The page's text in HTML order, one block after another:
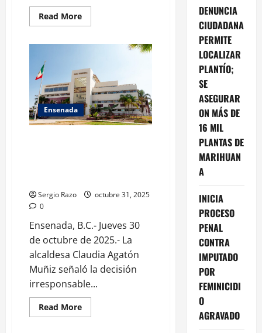
Read MoreRead
more
GOBERNADORA
PILAR
INSTALACIÓN
DE
LOS
CONSEJOS
DE
PAZ
MUNICIPIOS
Ensenada
Sergio Razo
octubre 31, 2025
0
Ensenada, B.C.- Jueves 30
de octubre de 2025.- La
alcaldesa Claudia Agatón
Muñiz señaló la decisión
irresponsable...
Read MoreRead
more
DENUNCIA
CIUDADANA
PERMITE
LOCALIZAR
PLANTÍO;
SE
ASEGURAR
ON MÁS DE
16 MIL
PLANTAS DE
MARIHUAN
A
INICIA
PROCESO
PENAL
CONTRA
IMPUTADO
POR
FEMINICIDI
O
AGRAVADO